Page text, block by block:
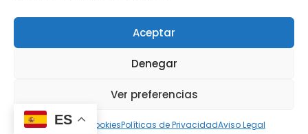
Aceptar
Denegar
Ver preferencias
Política de cookiesPolíticas de PrivacidadAviso Legal
el proyecto a
producción y
ES